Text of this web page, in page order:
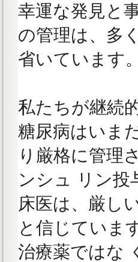
幸運な発見と
の管理は、多
省いています。
私たちが継続
糖尿病はいま
り厳格に管理
ンシュ リン投
床医は、厳し
と信じていま
治療薬ではな